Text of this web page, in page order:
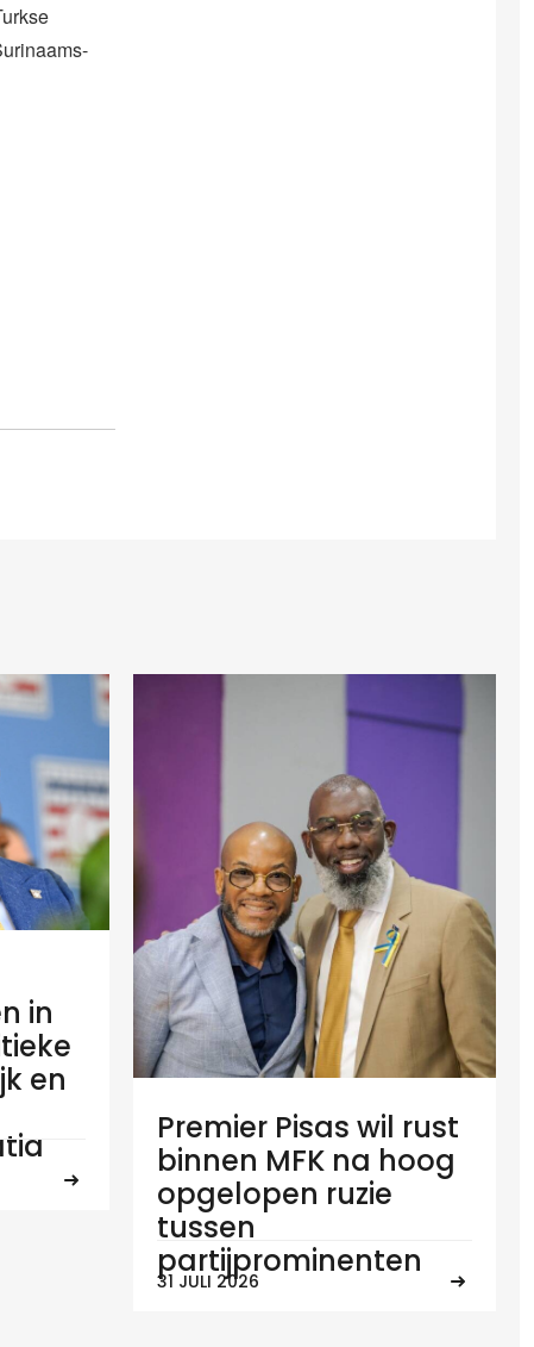
in
en
Premier Pisas wil rust
binnen MFK na hoog
opgelopen ruzie
tussen
partijprominenten
31 JULI 2026